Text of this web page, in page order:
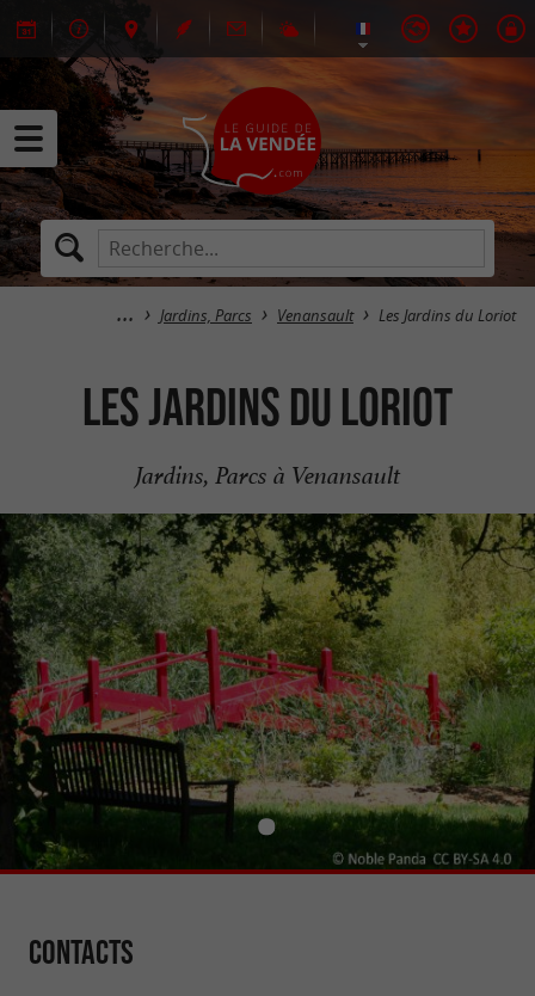
Jardins, Parcs Venansault Les Jardins du Loriot
Les Jardins du Loriot
Jardins, Parcs à Venansault
Contacts